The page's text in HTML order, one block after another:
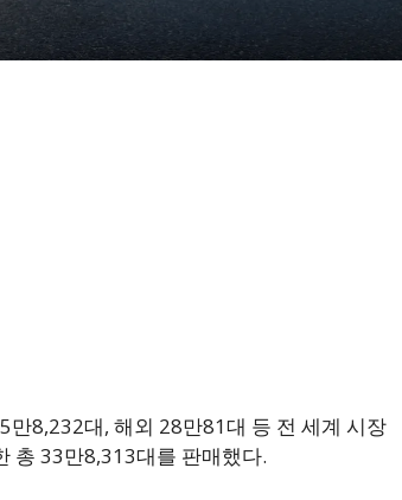
8,232대, 해외 28만81대 등 전 세계 시장
총 33만8,313대를 판매했다.